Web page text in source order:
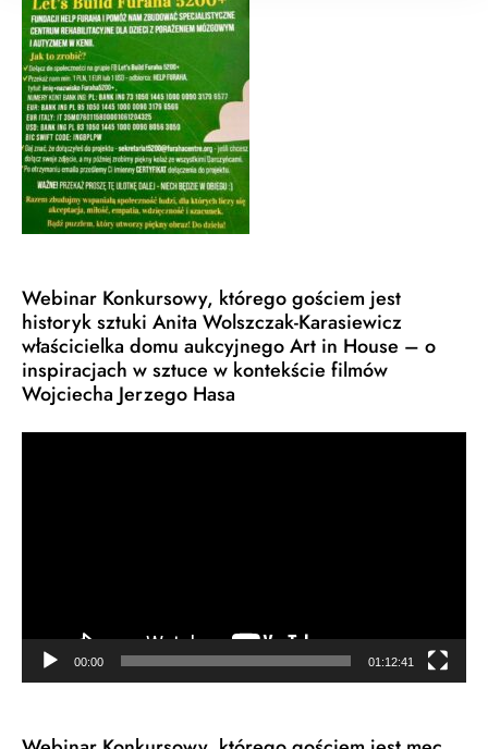
Webinar Konkursowy, którego gościem jest
historyk sztuki Anita Wolszczak-Karasiewicz
właścicielka domu aukcyjnego Art in House – o
inspiracjach w sztuce w kontekście filmów
Wojciecha Jerzego Hasa
00:00 01:12:41